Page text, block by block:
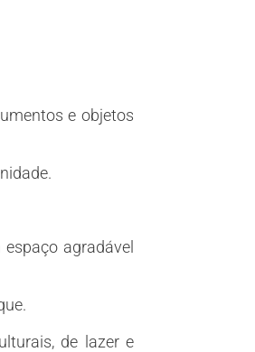
e objetos
agradável
de lazer e